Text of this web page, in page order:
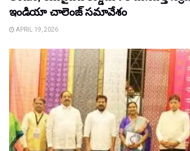
ఇండియా చాలెంజ్ సమావేశం
APRIL 19, 2026